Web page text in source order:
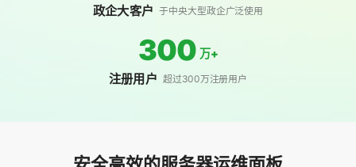
政企大客户 于中央大型政企广泛使用
300 万+
注册用户 超过300万注册用户